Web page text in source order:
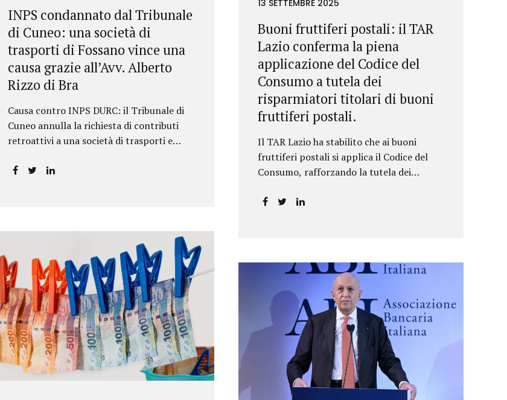
INPS condannato dal Tribunale
di Cuneo: una società di
trasporti di Fossano vince una
causa grazie all’Avv. Alberto
Rizzo di Bra
Causa contro INPS DURC: il Tribunale di
Cuneo annulla la richiesta di contributi
retroattivi a una società di trasporti e
chiarendo i limiti delle pretese
13 SETTEMBRE 2025
Buoni fruttiferi postali: il TAR
Lazio conferma la piena
applicazione del Codice del
Consumo a tutela dei
risparmiatori titolari di buoni
fruttiferi postali.
Il TAR Lazio ha stabilito che ai buoni
fruttiferi postali si applica il Codice del
Consumo, rafforzando la tutela dei
possibilità di ottenere risarcimenti per chi